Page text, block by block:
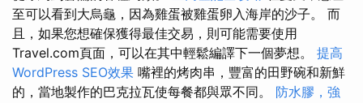
至可以看到大烏龜，因為雞蛋被雞蛋卵入海岸的沙子。 而
且，如果您想確保獲得最佳交易，則可能需要使用
Travel.com頁面，可以在其中輕鬆編譯下一個夢想。 提高
WordPress SEO效果 嘴裡的烤肉串，豐富的田野碗和新鮮
的，當地製作的巴克拉瓦使每餐都與眾不同。 防水膠，強